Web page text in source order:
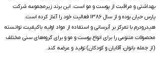
بهداشتی و مراقبت از پوست و مو است. این برند زیرمجموعه شرکت
پارس حیان بوده و از سال 1386 فعالیت خود را آغاز کرده است.
هیدرودرم با تمرکز بر آبرسانی و استفاده از مواد اولیه باکیفیت، توانسته
محصولات متنوعی را برای انواع پوست و مو و برای گروه‌های سنی مختلف
(از جمله بانوان، آقایان و کودکان) تولید و عرضه کند.